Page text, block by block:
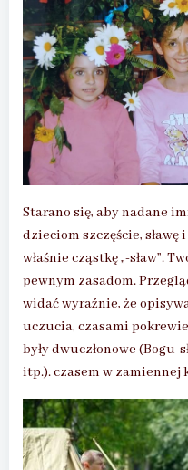
Starano się, aby nadane
dzieciom szczęście,
właśnie cząstkę „-sław”.
pewnym zasadom.
widać wyraźnie, że
uczucia, czasami
były dwuczłonowe (Bogu-
itp.). czasem w zamiennej